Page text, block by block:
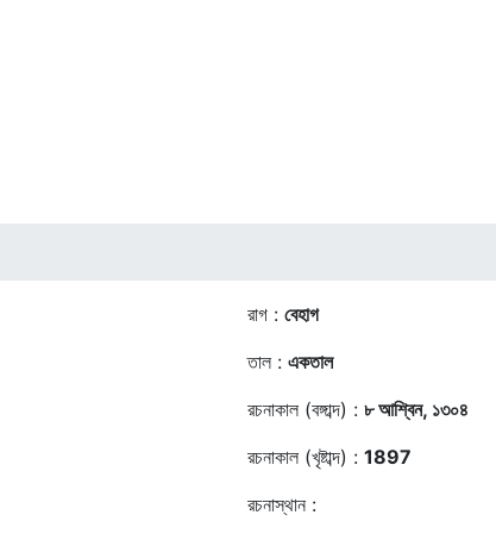
রাগ : বেহাগ
তাল : একতাল
রচনাকাল (বঙ্গাব্দ) : ৮ আশ্বিন, ১৩০৪
রচনাকাল (খৃষ্টাব্দ) : 1897
রচনাস্থান :